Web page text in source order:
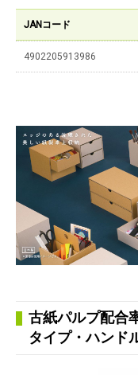
JANコード
4902205913986
古紙パルプ配合
タイプ・ハンド